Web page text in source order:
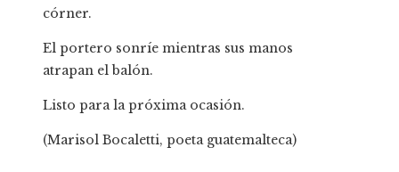
córner.
El portero sonríe mientras sus manos
atrapan el balón.
Listo para la próxima ocasión.
(Marisol Bocaletti, poeta guatemalteca)